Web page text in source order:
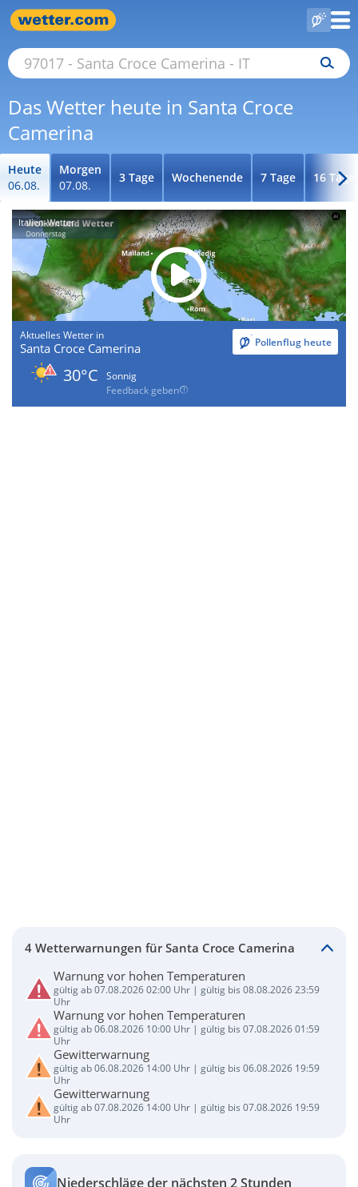
Das Wetter heute in Santa Croce
Camerina
Heute
06.08.
Morgen
07.08.
3 Tage Wochenende 7 Tage 16 Tage
Italien-Wetter
Aktuelles Wetter in
Santa Croce Camerina Pollenflug heute
30°C
Sonnig
Feedback geben
4 Wetterwarnungen für Santa Croce Camerina
Warnung vor hohen Temperaturen
gültig ab 07.08.2026 02:00 Uhr | gültig bis 08.08.2026 23:59
Uhr
Warnung vor hohen Temperaturen
gültig ab 06.08.2026 10:00 Uhr | gültig bis 07.08.2026 01:59
Uhr
Gewitterwarnung
gültig ab 06.08.2026 14:00 Uhr | gültig bis 06.08.2026 19:59
Uhr
Gewitterwarnung
gültig ab 07.08.2026 14:00 Uhr | gültig bis 07.08.2026 19:59
Uhr
Niederschläge der nächsten 2 Stunden